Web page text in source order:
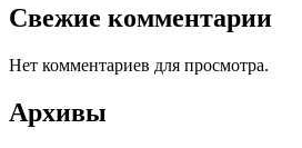
Свежие комментарии
Нет комментариев для просмотра.
Архивы